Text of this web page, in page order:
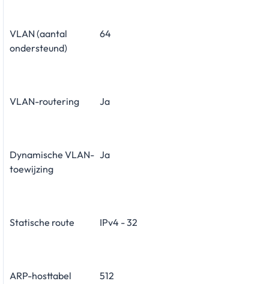
VLAN (aantal
ondersteund)
64
VLAN-routering Ja
Dynamische VLAN-
toewijzing
Ja
Statische route IPv4 - 32
ARP-hosttabel 512